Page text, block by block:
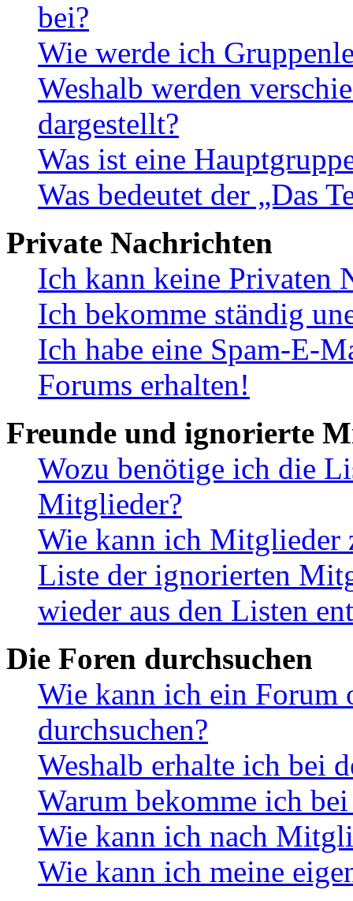
bei?
Wie werde ich
Weshalb werden
dargestellt?
Was ist eine
Was bedeutet der „Das
Private Nachrichten
Ich kann keine Privaten
Ich bekomme ständig
Ich habe eine Spam-E-
Forums erhalten!
Freunde und ignorierte
Wozu benötige ich die
Mitglieder?
Wie kann ich Mitglieder
Liste der ignorierten
wieder aus den Listen
Die Foren durchsuchen
Wie kann ich ein Forum
durchsuchen?
Weshalb erhalte ich bei
Warum bekomme ich
Wie kann ich nach
Wie kann ich meine